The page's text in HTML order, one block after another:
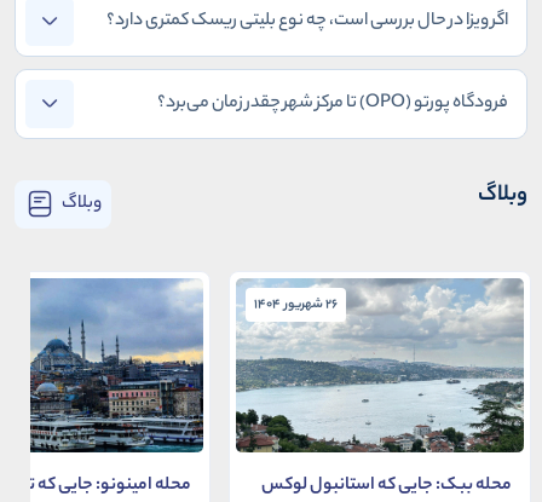
اگر ویزا در حال بررسی است، چه نوع بلیتی ریسک کمتری دارد؟
فرودگاه پورتو (OPO) تا مرکز شهر چقدر زمان می‌برد؟
وبلاگ وبلاگ
26 شهریور 1404
محله ببک: جایی که استانبول لوکس
محله امینونو: جایی که